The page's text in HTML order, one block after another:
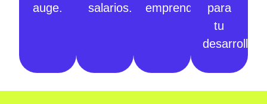
auge.
salarios.
emprender.
para
tu
desarrollo.